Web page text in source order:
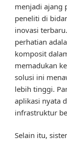
menjadi ajang
peneliti di
inovasi
perhatian
komposit
memadukan
solusi ini
lebih tinggi.
aplikasi nyata
infrastruktur
Selain itu,